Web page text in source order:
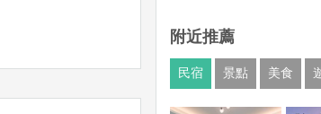
附近推薦
民宿 景點 美食